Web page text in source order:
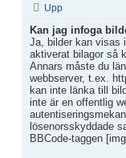
Upp
Kan jag infoga
Ja, bilder kan visas
aktiverat bilagor så
Annars måste du
webbserver, t.ex.
kan inte länka till
inte är en offentlig
lösenorsskyddade
BBCode-taggen